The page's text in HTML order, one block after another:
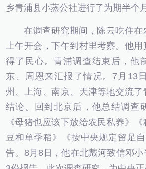
乡青浦县小蒸公社进行了为期半个
在调查研究期间，陈云吃住在
上午开会，下午到村里考察。他用
得了民心。青浦调查结束后，他
东、周恩来汇报了情况。7月13
州、上海、南京、天津等地交流了
结论。回到北京后，他总结调查
《母猪也应该下放给农民私养》
豆和单季稻》《按中央规定留足
告。8月8日，他在北戴河致信邓